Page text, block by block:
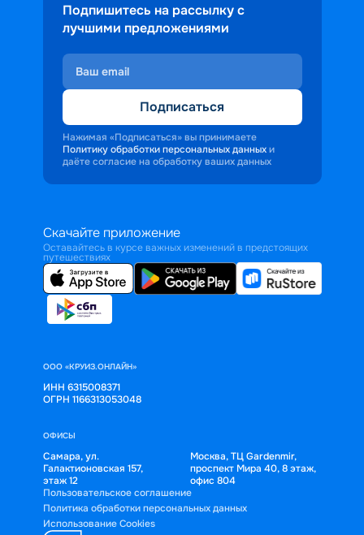
Подпишитесь на рассылку с
лучшими предложениями
Подписаться
Нажимая «Подписаться» вы принимаете
Политику обработки персональных данных и
даёте согласие на обработку ваших данных
Скачайте приложение
Оставайтесь в курсе важных изменений в предстоящих
путешествиях
ООО «КРУИЗ.ОНЛАЙН»
ИНН 6315008371
ОГРН 1166313053048
ОФИСЫ
Самара, ул.
Галактионовская 157,
этаж 12
Москва, ТЦ Gardenmir,
проспект Мира 40, 8 этаж,
офис 804
Пользовательское соглашение
Политика обработки персональных данных
Использование Cookies